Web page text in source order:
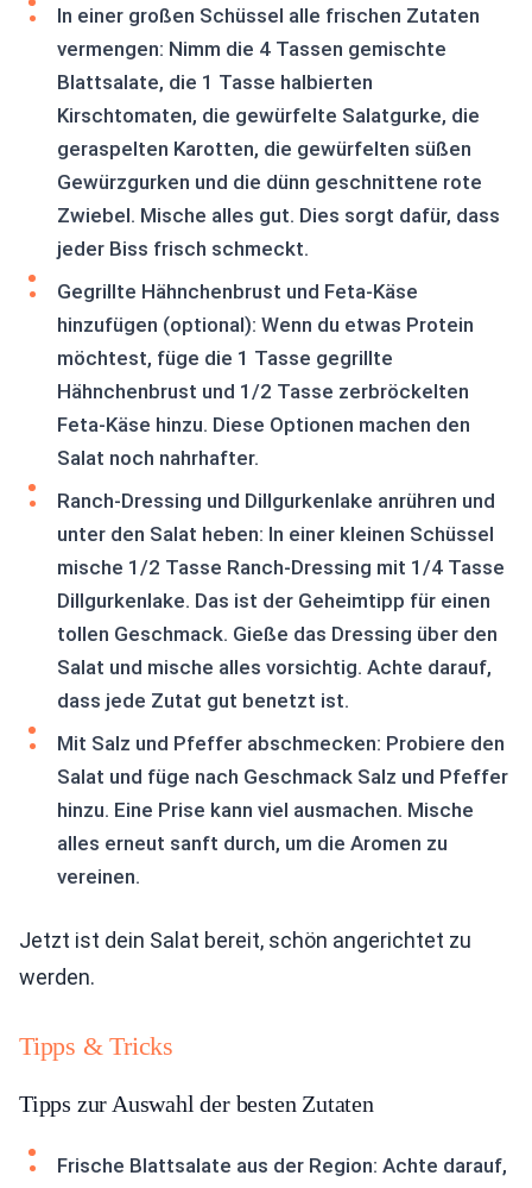
In einer großen Schüssel alle frischen Zutaten
vermengen: Nimm die 4 Tassen gemischte
Blattsalate, die 1 Tasse halbierten
Kirschtomaten, die gewürfelte Salatgurke, die
geraspelten Karotten, die gewürfelten süßen
Gewürzgurken und die dünn geschnittene rote
Zwiebel. Mische alles gut. Dies sorgt dafür, dass
jeder Biss frisch schmeckt.
Gegrillte Hähnchenbrust und Feta-Käse
hinzufügen (optional): Wenn du etwas Protein
möchtest, füge die 1 Tasse gegrillte
Hähnchenbrust und 1/2 Tasse zerbröckelten
Feta-Käse hinzu. Diese Optionen machen den
Salat noch nahrhafter.
Ranch-Dressing und Dillgurkenlake anrühren und
unter den Salat heben: In einer kleinen Schüssel
mische 1/2 Tasse Ranch-Dressing mit 1/4 Tasse
Dillgurkenlake. Das ist der Geheimtipp für einen
tollen Geschmack. Gieße das Dressing über den
Salat und mische alles vorsichtig. Achte darauf,
dass jede Zutat gut benetzt ist.
Mit Salz und Pfeffer abschmecken: Probiere den
Salat und füge nach Geschmack Salz und Pfeffer
hinzu. Eine Prise kann viel ausmachen. Mische
alles erneut sanft durch, um die Aromen zu
vereinen.
Jetzt ist dein Salat bereit, schön angerichtet zu
werden.
Tipps & Tricks
Tipps zur Auswahl der besten Zutaten
Frische Blattsalate aus der Region: Achte darauf,